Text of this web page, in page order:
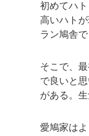
初めてハ
高いハト
ラン鳩舎で
そこで、
で良いと
がある。
愛鳩家は